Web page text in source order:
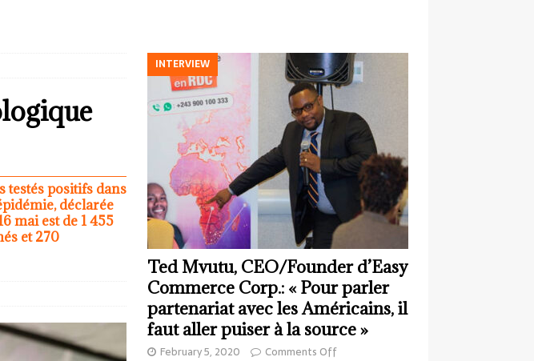
testés positifs dans
déclarée
mai est de 1 455
et 270
INTERVIEW
Ted Mvutu, CEO/Founder d’Easy
Commerce Corp.: « Pour parler
partenariat avec les Américains, il
faut aller puiser à la source »
February 5, 2020 Comments Off